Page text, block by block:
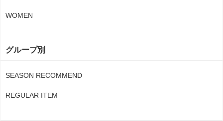
WOMEN
グループ別
SEASON RECOMMEND
REGULAR ITEM